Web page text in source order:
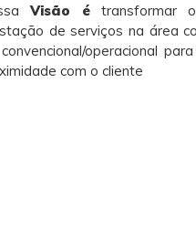
Visão é transformar
de serviços na área
operacional
com o cliente